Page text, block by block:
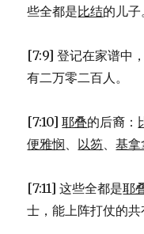
些全都是比结的儿子
[7:9] 登记在家谱中
有二万零二百人。
[7:10]耶叠的后裔：
便雅悯、 以笏、基拿
[7:11] 这些全都是耶
士，能上阵打仗的共